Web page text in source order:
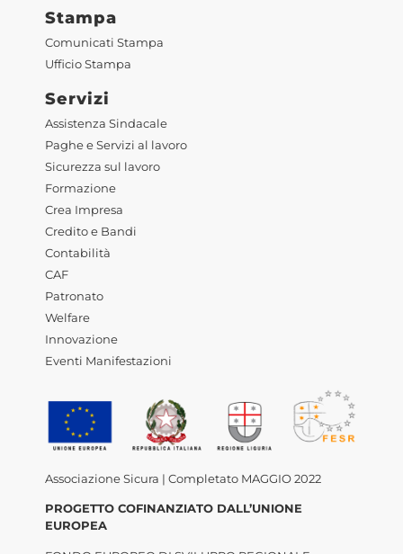
Stampa
Comunicati Stampa
Ufficio Stampa
Servizi
Assistenza Sindacale
Paghe e Servizi al lavoro
Sicurezza sul lavoro
Formazione
Crea Impresa
Credito e Bandi
Contabilità
CAF
Patronato
Welfare
Innovazione
Eventi Manifestazioni
Associazione Sicura | Completato MAGGIO 2022
PROGETTO COFINANZIATO DALL’UNIONE
EUROPEA